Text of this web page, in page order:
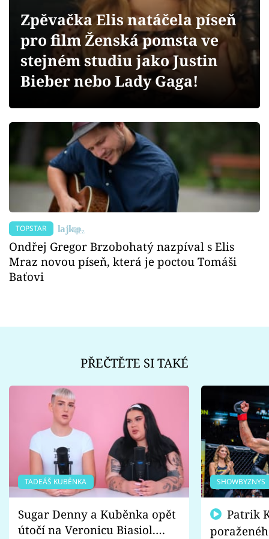
Videa
Sledujte prima+
Zpěvačka Elis natáčela píseň
pro film Ženská pomsta ve
stejném studiu jako Justin
Bieber nebo Lady Gaga!
TOPSTAR
Ondřej Gregor Brzobohatý nazpíval s Elis
Mraz novou píseň, která je poctou Tomáši
Baťovi
PŘEČTĚTE SI TAKÉ
TADEÁŠ KUBĚNKA
Sugar Denny a Kuběnka opět
útočí na Veronicu Biasiol.
SHOWBYZNYS